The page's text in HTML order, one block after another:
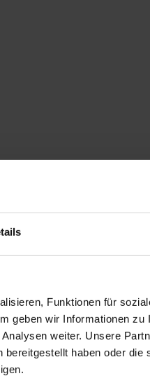
Funktionen für
geben wir Informationen zu
weiter. Unsere
haben oder die